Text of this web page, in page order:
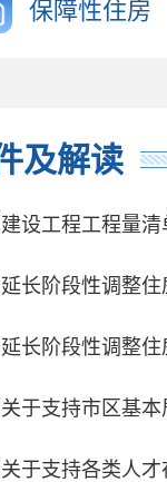
保障性住房
及解读
建设工程工程量
长阶段性调整住
长阶段性调整住
关于支持市区基
关于支持各类人